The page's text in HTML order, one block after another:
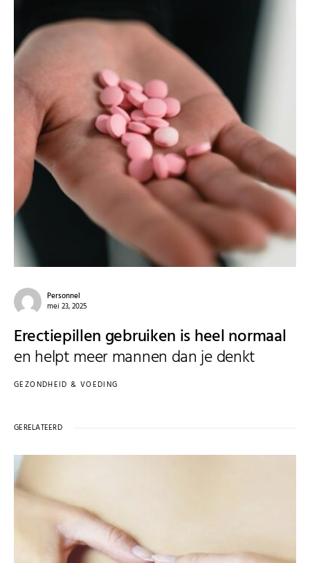
Personnel
mei 23, 2025
Erectiepillen gebruiken is heel normaal
en helpt meer mannen dan je denkt
GEZONDHEID & VOEDING
GERELATEERD